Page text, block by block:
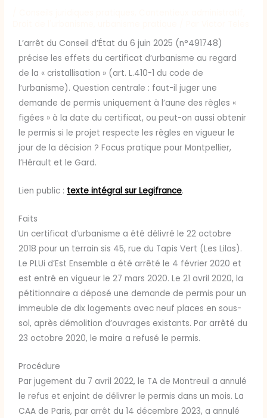
L’arrêt du Conseil d’État du 6 juin 2025 (n°491748)
précise les effets du certificat d’urbanisme au regard
de la « cristallisation » (art. L.410-1 du code de
l’urbanisme). Question centrale : faut-il juger une
demande de permis uniquement à l’aune des règles «
figées » à la date du certificat, ou peut-on aussi obtenir
le permis si le projet respecte les règles en vigueur le
jour de la décision ? Focus pratique pour Montpellier,
l’Hérault et le Gard.
Lien public : texte intégral sur Legifrance.
Faits
Un certificat d’urbanisme a été délivré le 22 octobre
2018 pour un terrain sis 45, rue du Tapis Vert (Les Lilas).
Le PLUi d’Est Ensemble a été arrêté le 4 février 2020 et
est entré en vigueur le 27 mars 2020. Le 21 avril 2020, la
pétitionnaire a déposé une demande de permis pour un
immeuble de dix logements avec neuf places en sous-
sol, après démolition d’ouvrages existants. Par arrêté du
23 octobre 2020, le maire a refusé le permis.
Procédure
Par jugement du 7 avril 2022, le TA de Montreuil a annulé
le refus et enjoint de délivrer le permis dans un mois. La
CAA de Paris, par arrêt du 14 décembre 2023, a annulé